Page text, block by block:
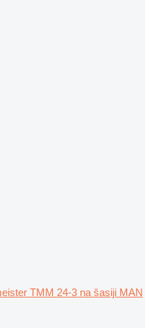
TMM 24-3 na šasiji MAN